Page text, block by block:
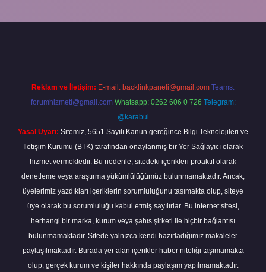
Reklam ve İletişim: E-mail: backlinkpaneli@gmail.com Teams:
forumhizmeti@gmail.com Whatsapp: 0262 606 0 726 Telegram:
@karabul
Yasal Uyarı: Sitemiz, 5651 Sayılı Kanun gereğince Bilgi Teknolojileri ve
İletişim Kurumu (BTK) tarafından onaylanmış bir Yer Sağlayıcı olarak
hizmet vermektedir. Bu nedenle, sitedeki içerikleri proaktif olarak
denetleme veya araştırma yükümlülüğümüz bulunmamaktadır. Ancak,
üyelerimiz yazdıkları içeriklerin sorumluluğunu taşımakta olup, siteye
üye olarak bu sorumluluğu kabul etmiş sayılırlar. Bu internet sitesi,
herhangi bir marka, kurum veya şahıs şirketi ile hiçbir bağlantısı
bulunmamaktadır. Sitede yalnızca kendi hazırladığımız makaleler
paylaşılmaktadır. Burada yer alan içerikler haber niteliği taşımamakta
olup, gerçek kurum ve kişiler hakkında paylaşım yapılmamaktadır.